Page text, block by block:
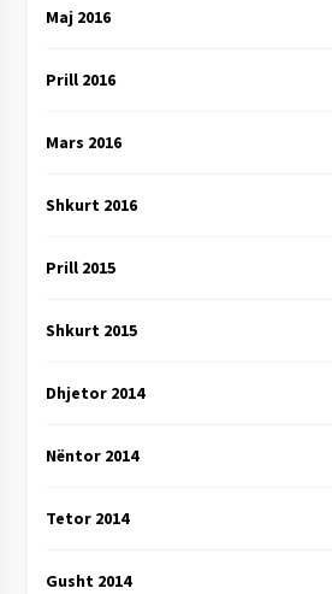
Maj 2016
Prill 2016
Mars 2016
Shkurt 2016
Prill 2015
Shkurt 2015
Dhjetor 2014
Nëntor 2014
Tetor 2014
Gusht 2014